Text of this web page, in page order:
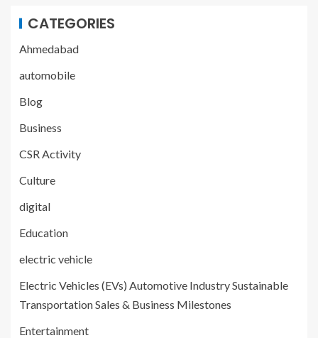
CATEGORIES
Ahmedabad
automobile
Blog
Business
CSR Activity
Culture
digital
Education
electric vehicle
Electric Vehicles (EVs) Automotive Industry Sustainable
Transportation Sales & Business Milestones
Entertainment